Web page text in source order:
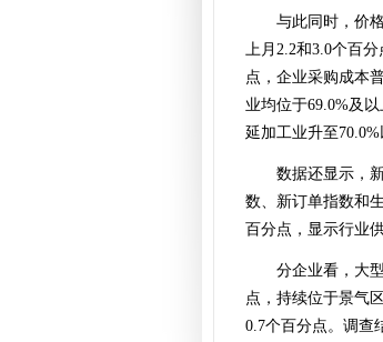
与此同时，价
上月2.2和3.0个百
点，企业采购成本
业均位于69.0%及
延加工业升至
数据还显示，
数、新订单指数和
百分点，显示行业
分企业看，大
点，持续位于景气
0.7个百分点。调查